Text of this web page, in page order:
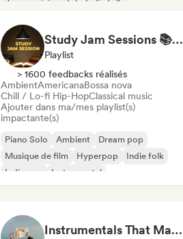
Jazz expérimental
Indie folk
Study Jam Sessions 📚 Indie Folk, Dream Pop & Singer-Songwriter
Playlist
> 1600 feedbacks réalisés
AmbientAmericanaBossa nova
Chill / Lo-fi Hip-HopClassical music
Ajouter dans ma/mes playlist(s)
impactante(s)
Piano Solo Ambient
Dream pop
Musique de film
Hyperpop
Indie folk
Indie pop
Instrumental
Instrumentals That Make You Feel Like Floating